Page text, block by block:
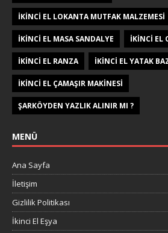
IKINCI EL LOKANTA MUTFAK MALZEMESI
IKINCI EL MASA SANDALYE IKINCI EL
IKINCI EL RANZA IKINCI EL YATAK
IKINCI EL ÇAMAŞIR MAKINESI
ŞARKÖYDEN YAZLIK ALINIR MI ?
MENÜ
Ana Sayfa
İletişim
Gizlilik Politikası
İkinci El Eşya